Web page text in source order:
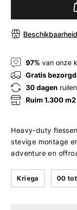
97% van onze
Gratis bezorgd
30 dagen
Ruim 1.300 m2
Heavy-duty
stevige montage
adventure en
Kriega 00